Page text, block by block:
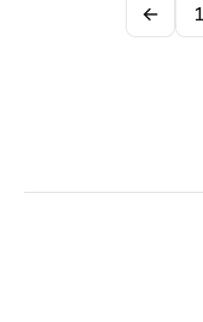
← 1